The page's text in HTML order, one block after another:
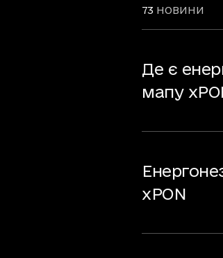
73 НОВИНИ
Де є
мапу
xPON